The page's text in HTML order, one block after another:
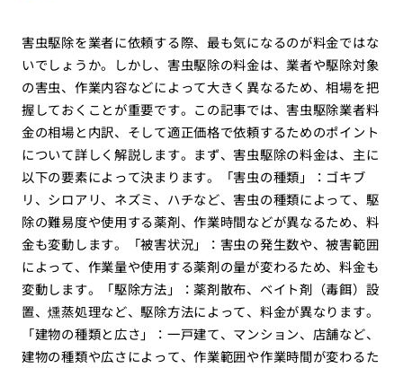
害虫駆除を業者に依頼する際、最も気になるのが料金ではな
いでしょうか。しかし、害虫駆除の料金は、業者や駆除対象
の害虫、作業内容などによって大きく異なるため、相場を把
握しておくことが重要です。この記事では、害虫駆除業者料
金の相場と内訳、そして適正価格で依頼するためのポイント
について詳しく解説します。まず、害虫駆除の料金は、主に
以下の要素によって決まります。「害虫の種類」：ゴキブ
リ、シロアリ、ネズミ、ハチなど、害虫の種類によって、駆
除の難易度や使用する薬剤、作業時間などが異なるため、料
金も変動します。「被害状況」：害虫の発生数や、被害範囲
によって、作業量や使用する薬剤の量が変わるため、料金も
変動します。「駆除方法」：薬剤散布、ベイト剤（毒餌）設
置、燻蒸処理など、駆除方法によって、料金が異なります。
「建物の種類と広さ」：一戸建て、マンション、店舗など、
建物の種類や広さによって、作業範囲や作業時間が変わるた